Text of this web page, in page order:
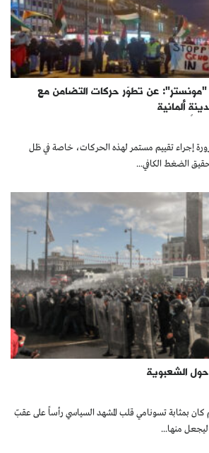
عن تطوّر حركات التضامن مع
ألمانية
إجراء تقييم مستمر لهذه الحركات، خاصة في ظل
الضغط الكافي...
الشعبوية
بمثابة تسونامي قلب المشهد السياسي رأساً على عقبّ
منها...